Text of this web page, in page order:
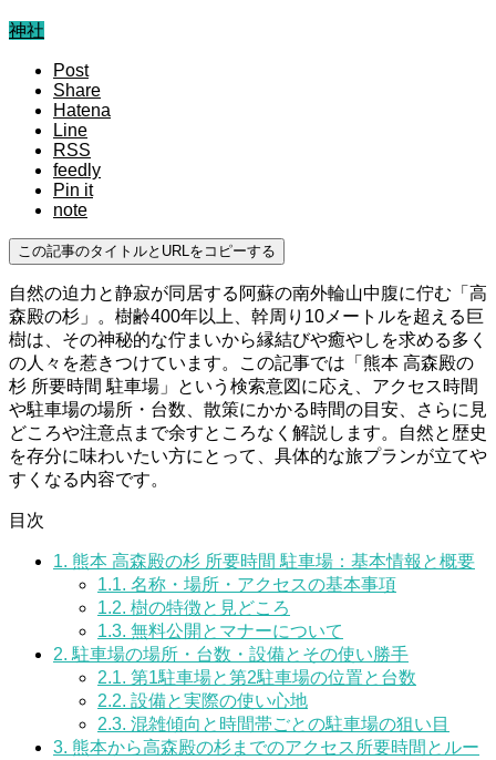
神社
Post
Share
Hatena
Line
RSS
feedly
Pin it
note
この記事のタイトルとURLをコピーする
自然の迫力と静寂が同居する阿蘇の南外輪山中腹に佇む「高
森殿の杉」。樹齢400年以上、幹周り10メートルを超える巨
樹は、その神秘的な佇まいから縁結びや癒やしを求める多く
の人々を惹きつけています。この記事では「熊本 高森殿の
杉 所要時間 駐車場」という検索意図に応え、アクセス時間
や駐車場の場所・台数、散策にかかる時間の目安、さらに見
どころや注意点まで余すところなく解説します。自然と歴史
を存分に味わいたい方にとって、具体的な旅プランが立てや
すくなる内容です。
目次
1. 熊本 高森殿の杉 所要時間 駐車場：基本情報と概要
1.1. 名称・場所・アクセスの基本事項
1.2. 樹の特徴と見どころ
1.3. 無料公開とマナーについて
2. 駐車場の場所・台数・設備とその使い勝手
2.1. 第1駐車場と第2駐車場の位置と台数
2.2. 設備と実際の使い心地
2.3. 混雑傾向と時間帯ごとの駐車場の狙い目
3. 熊本から高森殿の杉までのアクセス所要時間とルー